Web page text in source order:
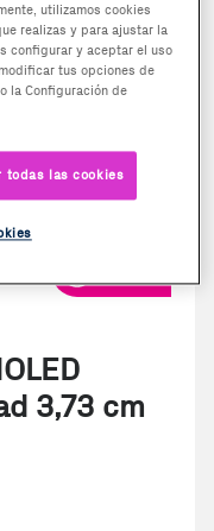
3,73 cm
utilizamos cookies
realizas y para ajustar la
configurar y aceptar el uso
tus opciones de
la Configuración de
todas las cookies